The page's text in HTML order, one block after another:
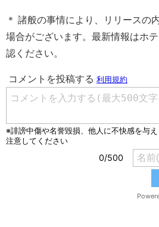
＊ 諸般の事情により、リリースの
場合がございます。最新情報はホ
認ください。